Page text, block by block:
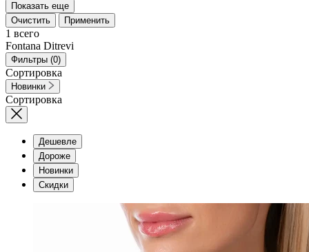
Показать еще
Очистить
Применить
1 всего
Fontana Ditrevi
Фильтры (0)
Сортировка
Новинки
Сортировка
Дешевле
Дороже
Новинки
Скидки